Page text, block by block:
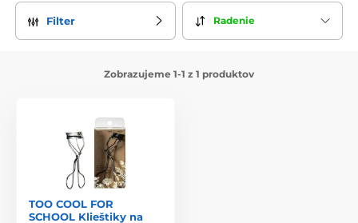
Filter Radenie
Zobrazujeme 1-1 z 1 produktov
TOO COOL FOR
SCHOOL Klieštiky na